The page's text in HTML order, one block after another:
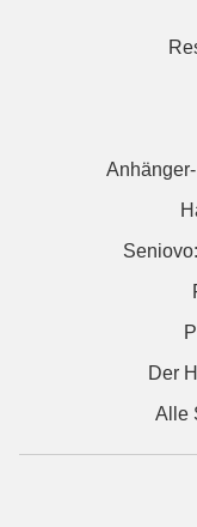
Der
Alle